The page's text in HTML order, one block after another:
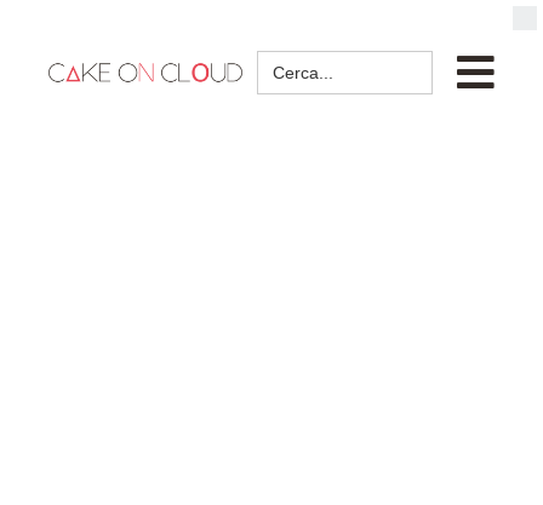
Search
for: